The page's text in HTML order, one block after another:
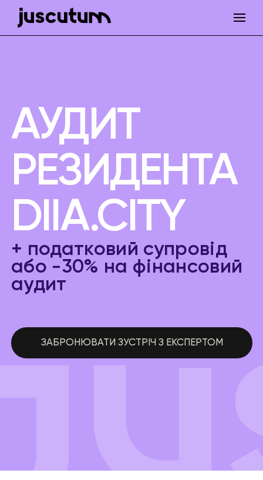
АУДИТ
РЕЗИДЕНТА
DIІA.CITY
+ податковий супровід
або -30% на фінансовий
аудит
ЗАБРОНЮВАТИ ЗУСТРІЧ З ЕКСПЕРТОМ